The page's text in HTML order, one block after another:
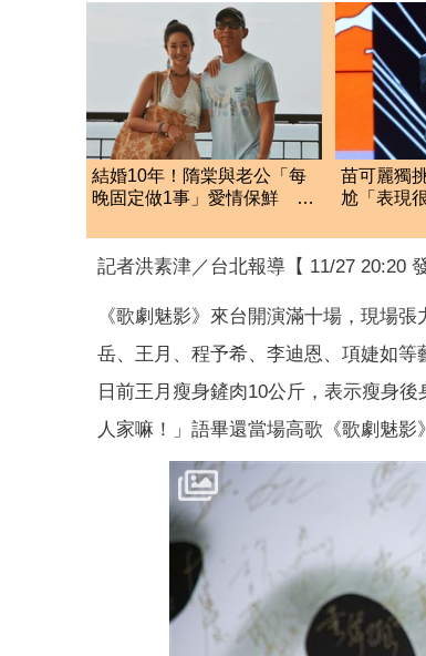
結婚10年！隋棠與老公「每
晚固定做1事」愛情保鮮 超
苗可麗獨
尬「表現
記者洪素津／台北報導【 11/27 20:20
《歌劇魅影》來台開演滿十場，現場
岳、王月、程予希、李迪恩、項婕如
日前王月瘦身鏟肉10公斤，表示瘦身
人家嘛！」語畢還當場高歌《歌劇魅影